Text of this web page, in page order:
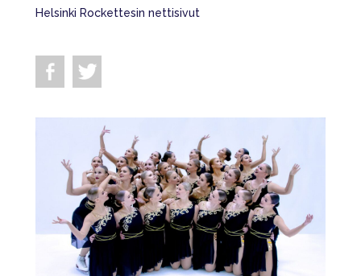
Helsinki Rockettesin nettisivut